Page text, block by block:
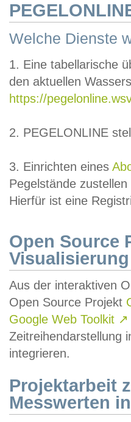
Welche Dienste
1. Eine tabellarische
den aktuellen
https://
2. PEGELONLINE
3. Einrichten eines
Pegelstände
Hierfür ist eine
Open Source
Visualisierung
Aus der interaktiven
Open Source Projekt
Google Web Toolkit ↗
Zeitreihendarstellung
integrieren.
Projektarbeit
Messwerten